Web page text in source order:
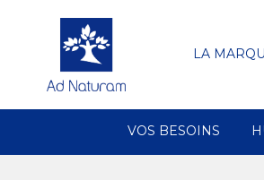
LA
VOS BESOINS